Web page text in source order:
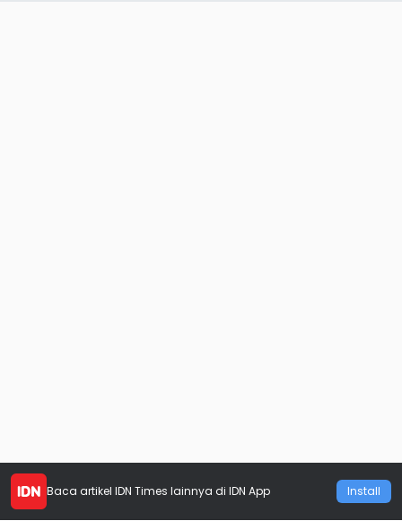
Baca artikel IDN Times lainnya di IDN App Install